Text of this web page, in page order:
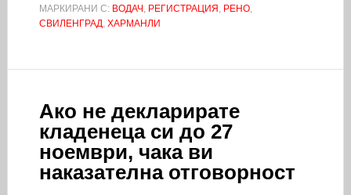
МАРКИРАНИ С: ВОДАЧ , РЕГИСТРАЦИЯ , РЕНО,
СВИЛЕНГРАД, ХАРМАНЛИ
Ако не декларирате
кладенеца си до 27
ноември, чака ви
наказателна отговорност